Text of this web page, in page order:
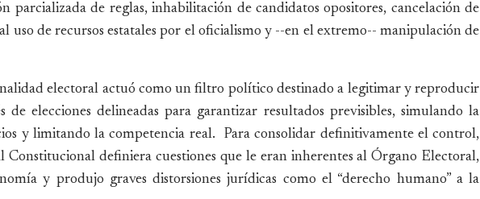
parcializada de reglas, inhabilitación de candidatos opositores, cancelación de
uso de recursos estatales por el oficialismo y --en el extremo-- manipulación de
electoral actuó como un filtro político destinado a legitimar y reproducir
de elecciones delineadas para garantizar resultados previsibles, simulando la
y limitando la competencia real. Para consolidar definitivamente el control,
Constitucional definiera cuestiones que le eran inherentes al Órgano Electoral,
y produjo graves distorsiones jurídicas como el “derecho humano” a la